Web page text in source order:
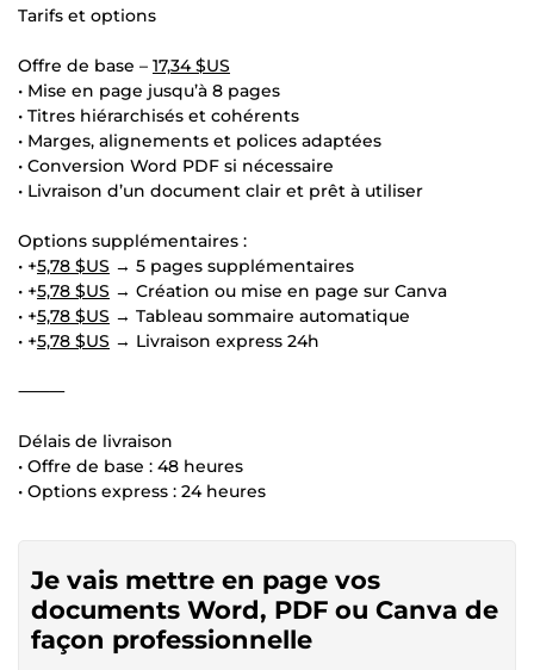
Tarifs et options
Offre de base – 17,34 $US
• Mise en page jusqu’à 8 pages
• Titres hiérarchisés et cohérents
• Marges, alignements et polices adaptées
• Conversion Word PDF si nécessaire
• Livraison d’un document clair et prêt à utiliser
Options supplémentaires :
• +5,78 $US → 5 pages supplémentaires
• +5,78 $US → Création ou mise en page sur Canva
• +5,78 $US → Tableau sommaire automatique
• +5,78 $US → Livraison express 24h
⸻
Délais de livraison
• Offre de base : 48 heures
• Options express : 24 heures
Je vais mettre en page vos
documents Word, PDF ou Canva de
façon professionnelle